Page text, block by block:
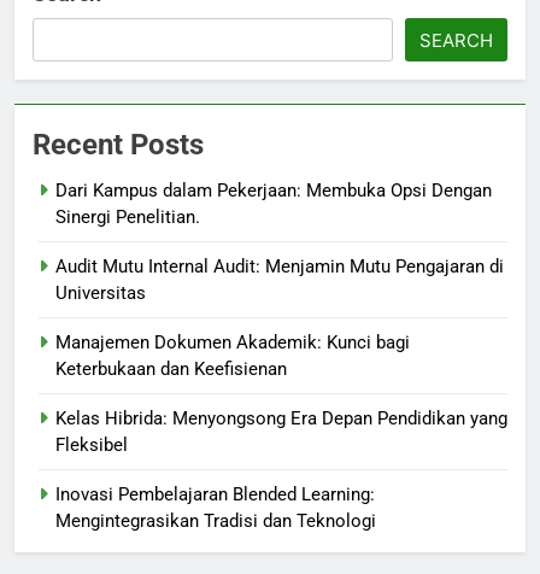
SEARCH
Recent Posts
Dari Kampus dalam Pekerjaan: Membuka Opsi Dengan
Sinergi Penelitian.
Audit Mutu Internal Audit: Menjamin Mutu Pengajaran di
Universitas
Manajemen Dokumen Akademik: Kunci bagi
Keterbukaan dan Keefisienan
Kelas Hibrida: Menyongsong Era Depan Pendidikan yang
Fleksibel
Inovasi Pembelajaran Blended Learning:
Mengintegrasikan Tradisi dan Teknologi